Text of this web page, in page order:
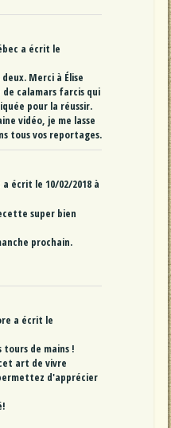
a écrit le
Merci à Élise
calamars farcis qui
pour la réussir.
vidéo, je me lasse
tous vos reportages.
a écrit le 10/02/2018 à
super bien
prochain.
a écrit le
tours de mains !
art de vivre
d'apprécier